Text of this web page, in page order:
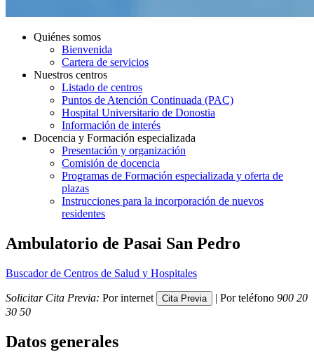
Quiénes somos
Bienvenida
Cartera de servicios
Nuestros centros
Listado de centros
Puntos de Atención Continuada (PAC)
Hospital Universitario de Donostia
Información de interés
Docencia y Formación especializada
Presentación y organización
Comisión de docencia
Programas de Formación especializada y oferta de
plazas
Instrucciones para la incorporación de nuevos
residentes
Ambulatorio de Pasai San Pedro
Buscador de Centros de Salud y Hospitales
Solicitar Cita Previa: Por internet | Por teléfono 900 20
30 50
Datos generales